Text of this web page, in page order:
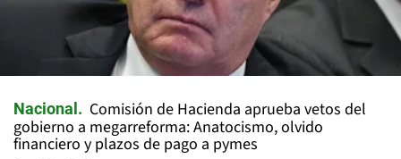
Nacional
Comisión de Hacienda aprueba vetos del
gobierno a megarreforma: Anatocismo, olvido
financiero y plazos de pago a pymes